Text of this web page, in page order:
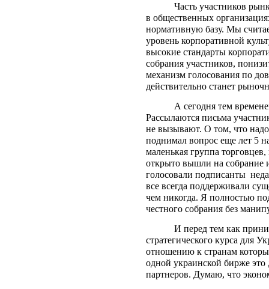
Часть участников
в общественных
нормативную базу. Мы
уровень корпоративной
высокие стандарты
собрания участников,
механизм голосования по
действительно станет
А сегодня тем
Рассылаются письма
не вызывают. О том, что
поднимал вопрос еще лет 5
маленькая группа
открыто вышли на собрание
голосовали подписанты
все всегда поддерживали
чем никогда. Я полностью
честного собрания без
И перед тем как
стратегического курса для
отношению к странам
одной украинской бирже
партнеров. Думаю, что